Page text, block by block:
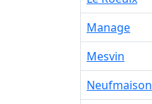
Manage
Mesvin
Neufmaison